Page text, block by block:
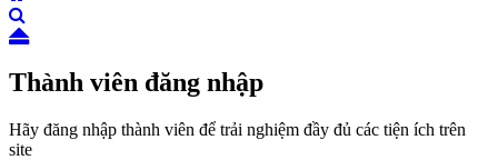
Thành viên đăng nhập
Hãy đăng nhập thành viên để trải nghiệm đầy đủ các tiện ích trên
site